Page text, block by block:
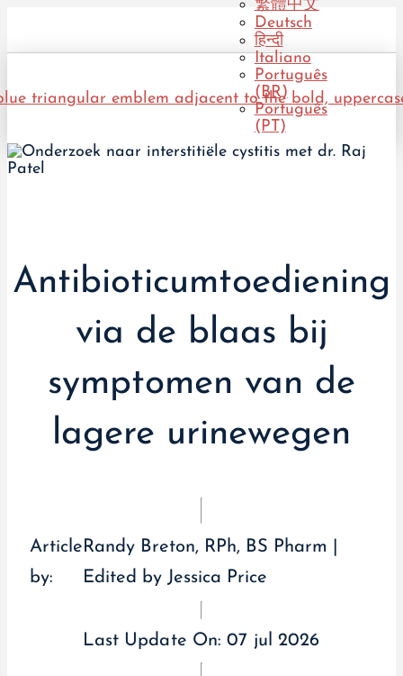
繁體中文
Deutsch
हिन्दी
Italiano
Português
(BR)
Português
(PT)
Antibioticumtoediening
via de blaas bij
symptomen van de
lagere urinewegen
Article
by:
Randy Breton, RPh, BS Pharm |
Edited by Jessica Price
Last Update On:07 jul 2026